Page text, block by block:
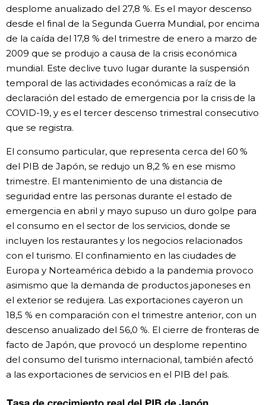
Tokio
Avisos
desplome anualizado del 27,8 %. Es el mayor descenso
desde el final de la Segunda Guerra Mundial, por encima
de la caída del 17,8 % del trimestre de enero a marzo de
2009 que se produjo a causa de la crisis económica
mundial. Este declive tuvo lugar durante la suspensión
temporal de las actividades económicas a raíz de la
declaración del estado de emergencia por la crisis de la
COVID-19, y es el tercer descenso trimestral consecutivo
que se registra.
El consumo particular, que representa cerca del 60 %
del PIB de Japón, se redujo un 8,2 % en ese mismo
trimestre. El mantenimiento de una distancia de
seguridad entre las personas durante el estado de
emergencia en abril y mayo supuso un duro golpe para
el consumo en el sector de los servicios, donde se
incluyen los restaurantes y los negocios relacionados
con el turismo. El confinamiento en las ciudades de
Europa y Norteamérica debido a la pandemia provoco
asimismo que la demanda de productos japoneses en
el exterior se redujera. Las exportaciones cayeron un
18,5 % en comparación con el trimestre anterior, con un
descenso anualizado del 56,0 %. El cierre de fronteras de
facto de Japón, que provocó un desplome repentino
del consumo del turismo internacional, también afectó
a las exportaciones de servicios en el PIB del país.